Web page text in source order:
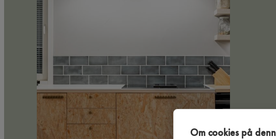
Om cookies på